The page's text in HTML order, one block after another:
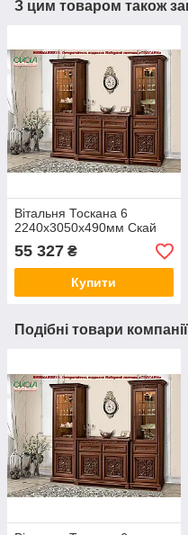
З цим товаром також
Вітальня Тоскана 6
2240х3050х490мм Скай
55 327 ₴
Купити
Подібні товари компанії